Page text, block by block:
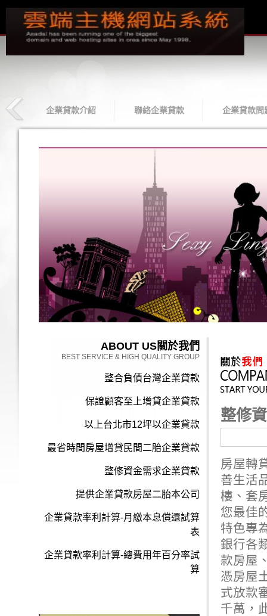
企業貸款介紹 聯絡企業貸款 企業貸款問
ABOUT US關於我們
BEST SERVICE & HIGH QUALITY GROUP
整合負債台灣企業貸款
保證顧客至上增貸企業貸款
以上台北市12坪以企業貸款
最省時間房屋增貸民間二胎企業貸款
整修資金需求企業貸款
提供企業貸款房屋二胎本公司
企業貸款率利計算-月繳本息償還試算
表
企業貸款率利計算-總費用年百分率試
算
整修
房屋轉
善生活
樓、套
您最佳
特色專
銀行各
款房屋
憑房屋
式放款
千萬，